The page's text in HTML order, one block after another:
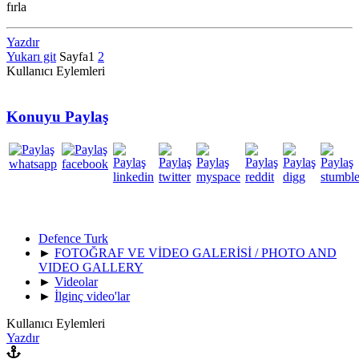
fırla
Yazdır
Yukarı git Sayfa1 2
Kullanıcı Eylemleri
Konuyu Paylaş
Defence Turk
► FOTOĞRAF VE VİDEO GALERİSİ / PHOTO AND
VIDEO GALLERY
► Videolar
► İlginç video'lar
Kullanıcı Eylemleri
Yazdır